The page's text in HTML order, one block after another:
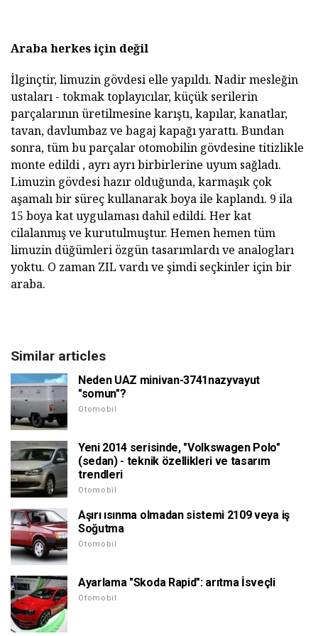
Araba herkes için değil
İlginçtir, limuzin gövdesi elle yapıldı. Nadir mesleğin
ustaları - tokmak toplayıcılar, küçük serilerin
parçalarının üretilmesine karıştı, kapılar, kanatlar,
tavan, davlumbaz ve bagaj kapağı yarattı. Bundan
sonra, tüm bu parçalar otomobilin gövdesine titizlikle
monte edildi , ayrı ayrı birbirlerine uyum sağladı.
Limuzin gövdesi hazır olduğunda, karmaşık çok
aşamalı bir süreç kullanarak boya ile kaplandı. 9 ila
15 boya kat uygulaması dahil edildi. Her kat
cilalanmış ve kurutulmuştur. Hemen hemen tüm
limuzin düğümleri özgün tasarımlardı ve analogları
yoktu. O zaman ZIL vardı ve şimdi seçkinler için bir
araba.
Similar articles
Neden UAZ minivan-3741nazyvayut
"somun"?
Otomobil
Yeni 2014 serisinde, "Volkswagen Polo"
(sedan) - teknik özellikleri ve tasarım
trendleri
Otomobil
Aşırı ısınma olmadan sistemi 2109 veya iş
Soğutma
Otomobil
Ayarlama "Skoda Rapid": arıtma İsveçli
Otomobil